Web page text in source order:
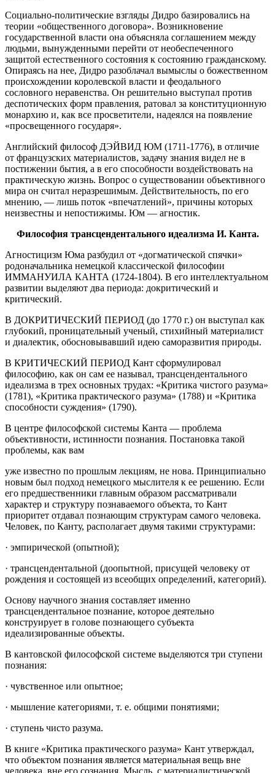
Социально-политические взгляды Дидро базировались на
теории «общественного договора». Возникновение
государственной власти она объясняла соглашением между
людьми, вынужденными перейти от необеспеченного
защитой естественного состояния к состоянию гражданскому.
Опираясь на нее, Дидро разоблачал вымыслы о божественном
происхождении королевской власти и феодального
сословного неравенства. Он решительно выступал против
деспотических форм правления, ратовал за конституционную
монархию и, как все просветители, надеялся на появление
«просвещенного государя».
Английский философ ДЭЙВИД ЮМ (1711-1776), в отличие
от французских материалистов, задачу знания видел не в
постижении бытия, а в его способности воздействовать на
практическую жизнь. Вопрос о существовании объективного
мира он считал неразрешимым. Действительность, по его
мнению, — лишь поток «впечатлений», причины которых
неизвестны и непостижимы. Юм — агностик.
Философия трансцендентального идеализма И. Канта.
Агностицизм Юма разбудил от «догматической спячки»
родоначальника немецкой классической философии
ИММАНУИЛА КАНТА (1724-1804). В его интеллектуальном
развитии выделяют два периода: докритический и
критический.
В ДОКРИТИЧЕСКИЙ ПЕРИОД (до 1770 г.) он выступал как
глубокий, проницательный ученый, стихийный материалист
и диалектик, обосновывавший идею саморазвития природы.
В КРИТИЧЕСКИЙ ПЕРИОД Кант сформулировал
философию, как он сам ее называл, трансцендентального
идеализма в трех основных трудах: «Критика чистого разума»
(1781), «Критика практического разума» (1788) и «Критика
способности суждения» (1790).
В центре философской системы Канта — проблема
объективности, истинности познания. Постановка такой
проблемы, как вам
уже известно по прошлым лекциям, не нова. Принципиально
новым был подход немецкого мыслителя к ее решению. Если
его предшественники главным образом рассматривали
характер и структуру познаваемого объекта, то Кант
приоритет отдавал познающим структурам самого человека.
Человек, по Канту, располагает двумя такими структурами:
· эмпирической (опытной);
· трансцендентальной (доопытной, присущей человеку от
рождения и состоящей из всеобщих определений, категорий).
Основу научного знания составляет именно
трансцендентальное познание, которое деятельно
конструирует в голове познающего субъекта
идеализированные объекты.
В кантовской философской системе выделяются три ступени
познания:
· чувственное или опытное;
· мышление категориями, т. е. общими понятиями;
· ступень чисто разума.
В книге «Критика практического разума» Кант утверждал,
что объектом познания является материальная вещь вне
человека, вне его сознания. Мысль, с материалистической